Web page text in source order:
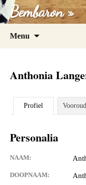
Bembaron »
Menu
Anthonia
Profiel
Personalia
NAAM:
DOOPNAAM: